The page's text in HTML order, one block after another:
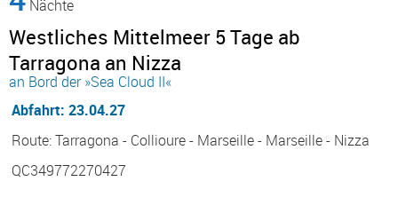
Nächte
Westliches Mittelmeer 5 Tage ab
Tarragona an Nizza
an Bord der »Sea Cloud II«
Abfahrt: 23.04.27
Route: Tarragona - Collioure - Marseille - Marseille - Nizza
QC349772270427